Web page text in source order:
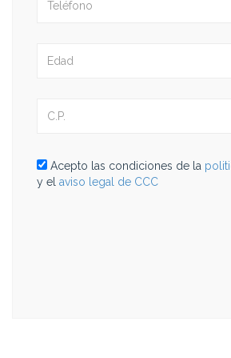
Acepto las condiciones de la
y el aviso legal de CCC